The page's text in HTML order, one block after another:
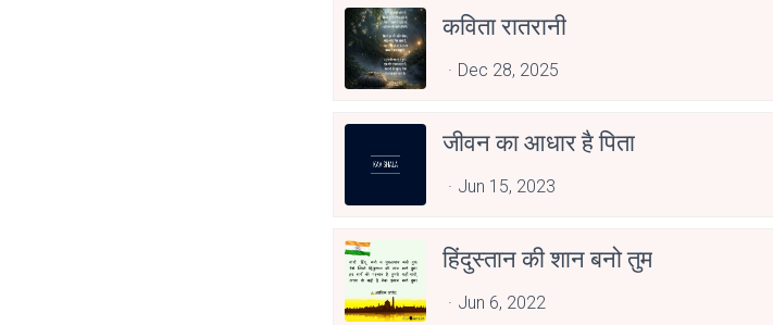
कविता रातरानी
Dec 28, 2025
जीवन का आधार है पिता
Jun 15, 2023
हिंदुस्तान की शान बनो तुम
Jun 6, 2022